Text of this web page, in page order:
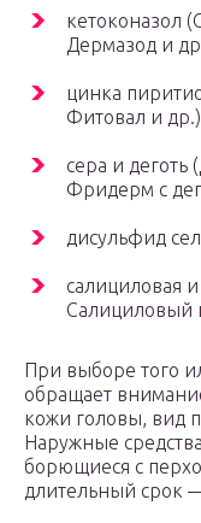
кетоконазол
Дермазод и
цинка
Фитовал и
сера и деготь
Фридерм с
дисульфид
салициловая
Салициловый
При выборе того
обращает
кожи головы, вид
Наружные
борющиеся с
длительный срок